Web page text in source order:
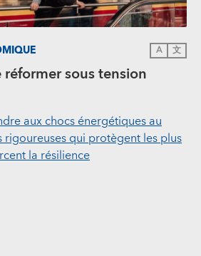
A 文
réformer sous tension
aux chocs énergétiques au
qui protègent les plus
la résilience